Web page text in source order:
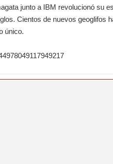
junto a IBM revolucionó su
Cientos de nuevos geoglifos
único.